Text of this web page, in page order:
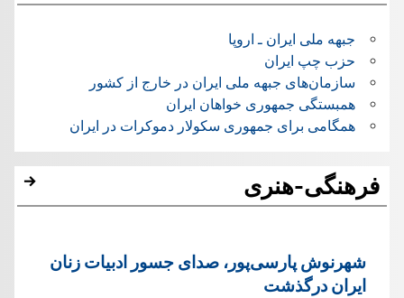
جبهه ملی ایران ـ اروپا
حزب چپ ایران
سازمان‌های جبهه ملی ایران در خارج از کشور
همبستگی جمهوری خواهان ایران
همگامی برای جمهوری سکولار دموکرات در ایران
فرهنگی-هنری
شهرنوش پارسی‌پور، صدای جسور ادبیات زنان
ایران درگذشت